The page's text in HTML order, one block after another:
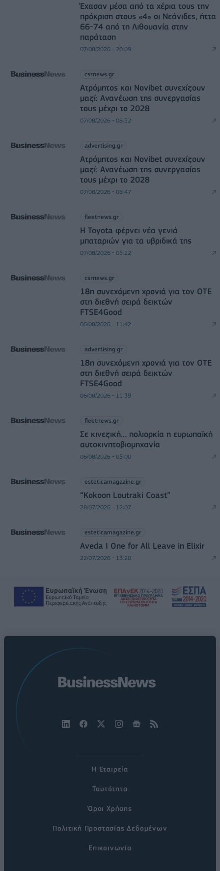
Έχασαν μέσα από τα χέρια τους την
πρόκριση στους «4» οι Νεάνιδες, ήττα
66-74 από τη Λιθουανία στην
παράταση
07/08/2026 - 20:09
csrnews.gr
Ατρόμητος και Novibet συνεχίζουν
μαζί: Ανανέωση της συνεργασίας
τους μέχρι το 2028
07/08/2026 - 08:52
advertising.gr
Ατρόμητος και Novibet συνεχίζουν
μαζί: Ανανέωση της συνεργασίας
τους μέχρι το 2028
07/08/2026 - 08:47
fleetnews.gr
Η Toyota φέρνει νέα γενιά
μπαταριών για τα υβριδικά της
07/08/2026 - 05:22
csrnews.gr
18η συνεχόμενη χρονιά για τον ΟΤΕ
στη διεθνή σειρά δεικτών
FTSE4Good
06/08/2026 - 11:42
advertising.gr
18η συνεχόμενη χρονιά για τον ΟΤΕ
στη διεθνή σειρά δεικτών
FTSE4Good
06/08/2026 - 11:39
fleetnews.gr
Σε κινεζική… πολιορκία η ευρωπαϊκή
αυτοκινητοβιομηχανία
06/08/2026 - 05:00
esteticamagazine.gr
“Kokoon Loutraki Coast”
28/07/2026 - 12:07
esteticamagazine.gr
Aveda I One for All Leave in Elixir
22/07/2026 - 13:20
Η Εταιρεία
Ταυτότητα
Όροι Χρήσης
Πολιτική Προστασίας Δεδομένων
Επικοινωνία